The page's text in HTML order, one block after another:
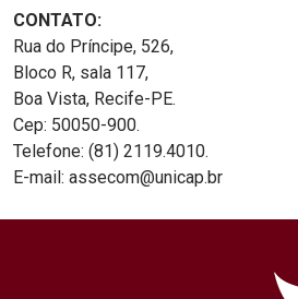
CONTATO:
Rua do Príncipe, 526,
Bloco R, sala 117,
Boa Vista, Recife-PE.
Cep: 50050-900.
Telefone: (81) 2119.4010.
E-mail: assecom@unicap.br